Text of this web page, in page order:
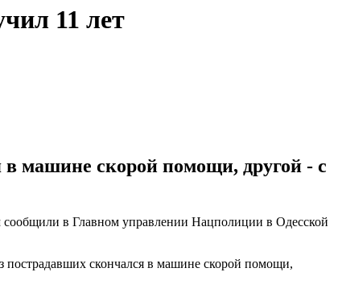
11 лет
в машине скорой помощи, другой - с
сообщили в Главном управлении Нацполиции в Одесской
пострадавших скончался в машине скорой помощи,